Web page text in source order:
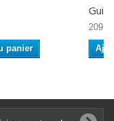
panier